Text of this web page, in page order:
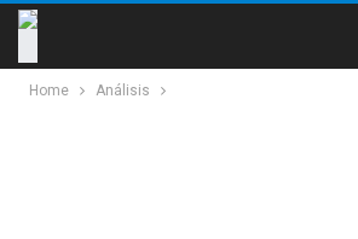
Home Análisis